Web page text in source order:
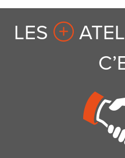
LES